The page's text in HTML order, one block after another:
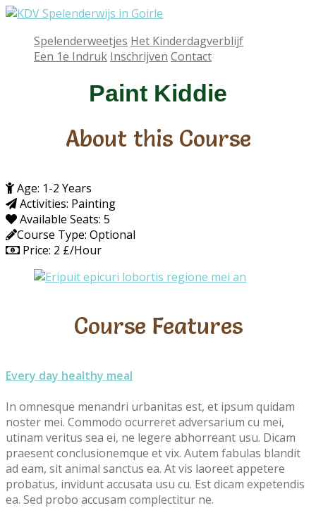
Skip
contentSpelenderweetjes Het Kinderdagverblijf
Een 1e Indruk Inschrijven Contact
Paint Kiddie
About this Course
Age: 1-2 Years
Activities: Painting
Available Seats: 5
Course Type: Optional
Price: 2 £/Hour
Course Features
Every day healthy meal
In omnesque menandri urbanitas est, et ipsum quidam
noster mei. Commodo ocurreret adversarium cu mei,
utinam veritus sea ei, ne legere abhorreant usu. Dicam
praesent conclusionemque et vix. Autem fabulas blandit
ad eam, sit animal sanctus ea. At vis laoreet appetere
probatus, invidunt accusata usu cu. Est dicam expetendis
ea. Sed probo accusam complectitur ne.